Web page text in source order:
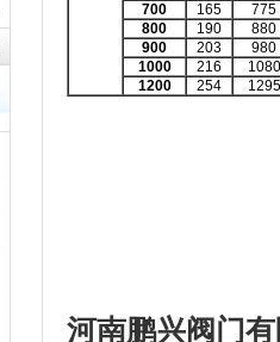
700
165
775
800
190
880
900
203
980
1000
216
1080
1200
254 1295
河南鹏兴阀门